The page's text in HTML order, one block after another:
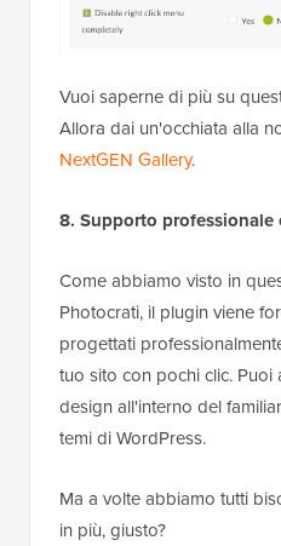
Vuoi saperne di più su
Allora dai un'occhiata alla
NextGEN Gallery.
8. Supporto professionale
Come abbiamo visto in
Photocrati, il plugin viene
progettati
tuo sito con pochi clic.
design all'interno del
temi di WordPress.
Ma a volte abbiamo tutti
in più, giusto?